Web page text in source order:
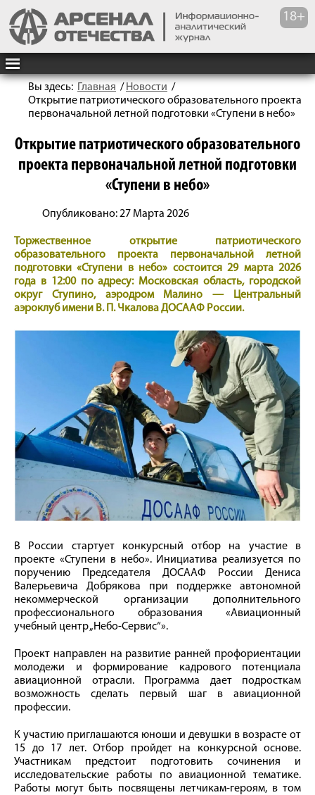
Вы здесь: Главная / Новости /
Открытие патриотического образовательного проекта
первоначальной летной подготовки «Ступени в небо»
Открытие патриотического образовательного
проекта первоначальной летной подготовки
«Ступени в небо»
Опубликовано: 27 Марта 2026
Торжественное открытие патриотического
образовательного проекта первоначальной летной
подготовки «Ступени в небо» состоится 29 марта 2026
года в 12:00 по адресу: Московская область, городской
округ Ступино, аэродром Малино — Центральный
аэроклуб имени В. П. Чкалова ДОСААФ России.
В России стартует конкурсный отбор на участие в
проекте «Ступени в небо». Инициатива реализуется по
поручению Председателя ДОСААФ России Дениса
Валерьевича Добрякова при поддержке автономной
некоммерческой организации дополнительного
профессионального образования «Авиационный
учебный центр „Небо-Сервис“».
Проект направлен на развитие ранней профориентации
молодежи и формирование кадрового потенциала
авиационной отрасли. Программа дает подросткам
возможность сделать первый шаг в авиационной
профессии.
К участию приглашаются юноши и девушки в возрасте от
15 до 17 лет. Отбор пройдет на конкурсной основе.
Участникам предстоит подготовить сочинения и
исследовательские работы по авиационной тематике.
Работы могут быть посвящены летчикам-героям, в том